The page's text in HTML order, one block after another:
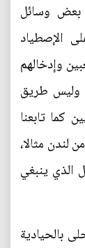
بعض وسائل
الإصطياد
وإدخالهم
وليس طريق
كما تابعنا
لندن مثالا،
الذي ينبغي
بالحيادية